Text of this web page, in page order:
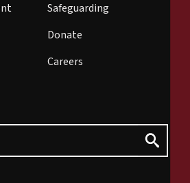
Safeguarding
Donate
Careers